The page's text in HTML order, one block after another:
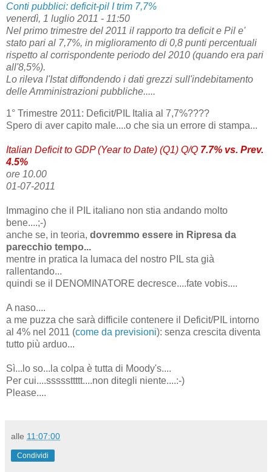
Conti pubblici: deficit-pil I trim 7,7%
venerdì, 1 luglio 2011 - 11:50
Nel primo trimestre del 2011 il rapporto tra deficit e Pil e'
stato pari al 7,7%, in miglioramento di 0,8 punti percentuali
rispetto al corrispondente periodo del 2010 (quando era pari
all'8,5%).
Lo rileva l'Istat diffondendo i dati grezzi sull'indebitamento
delle Amministrazioni pubbliche.....
1° Trimestre 2011: Deficit/PIL Italia al 7,7%????
Spero di aver capito male....o che sia un errore di stampa...
Italian Deficit to GDP (Year to Date) (Q1) Q/Q 7.7% vs. Prev.
4.5%
ore 10.00
01-07-2011
Immagino che il PIL italiano non stia andando molto
bene....;-)
anche se, in teoria, dovremmo essere in Ripresa da
parecchio tempo...
mentre in pratica la lumaca del nostro PIL sta già
rallentando...
quindi se il DENOMINATORE decresce....fate vobis....
A naso....
a me puzza che sarà difficile contenere il Deficit/PIL intorno
al 4% nel 2011 (come da previsioni): senza crescita diventa
tutto più arduo...
Sì...lo so...la colpa è tutta di Moody's....
Per cui....sssssttttt....non ditegli niente....:-)
Please....
alle 11:07:00
Condividi